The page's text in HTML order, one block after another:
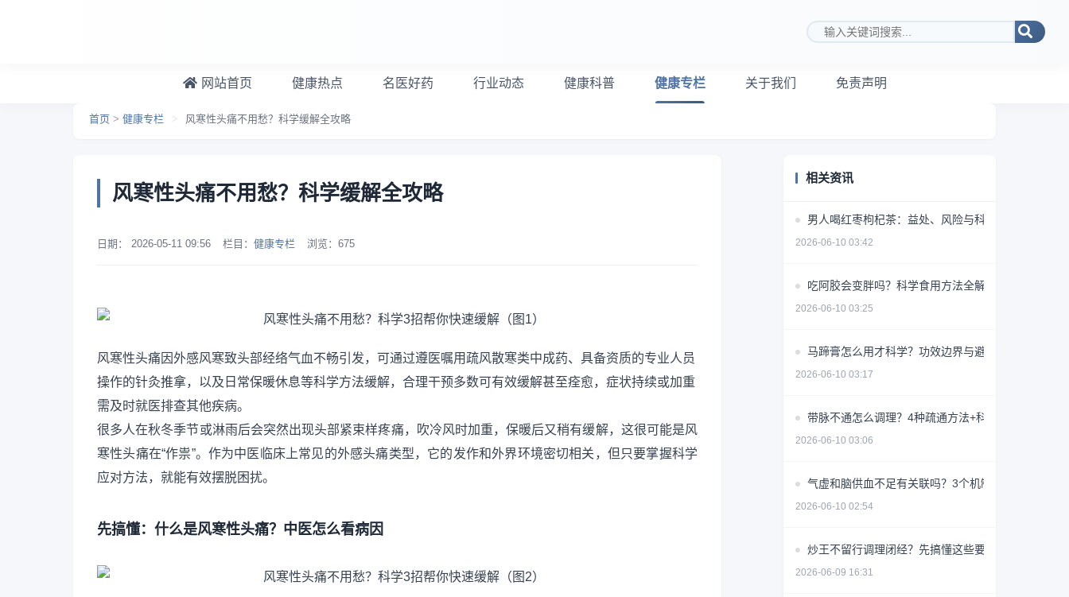
搜索关键词
网站首页 健康热点 名医好药 行业动态 健康科普 健康专栏 关于我们 免责声明
首页 > 健康专栏 > 风寒性头痛不用愁？科学缓解全攻略
风寒性头痛不用愁？科学缓解全攻略
日期： 2026-05-11 09:56 栏目： 健康专栏 浏览： 675
风寒性头痛因外感风寒致头部经络气血不畅引发，可通过遵医嘱用疏风散寒类中成药、具备资质的专业人员
操作的针灸推拿，以及日常保暖休息等科学方法缓解，合理干预多数可有效缓解甚至痊愈，症状持续或加重
需及时就医排查其他疾病。
很多人在秋冬季节或淋雨后会突然出现头部紧束样疼痛，吹冷风时加重，保暖后又稍有缓解，这很可能是风
寒性头痛在“作祟”。作为中医临床上常见的外感头痛类型，它的发作和外界环境密切相关，但只要掌握科学
应对方法，就能有效摆脱困扰。
先搞懂：什么是风寒性头痛？中医怎么看病因
相关资讯
男人喝红枣枸杞茶：益处、风险与科学饮用指南
2026-06-10 03:42
吃阿胶会变胖吗？科学食用方法全解析
2026-06-10 03:25
马蹄膏怎么用才科学？功效边界与避坑指南
2026-06-10 03:17
带脉不通怎么调理？4种疏通方法+科学避坑指南
2026-06-10 03:06
气虚和脑供血不足有关联吗？3个机制揭秘
2026-06-10 02:54
炒王不留行调理闭经？先搞懂这些要点避免无效用药
2026-06-09 16:31